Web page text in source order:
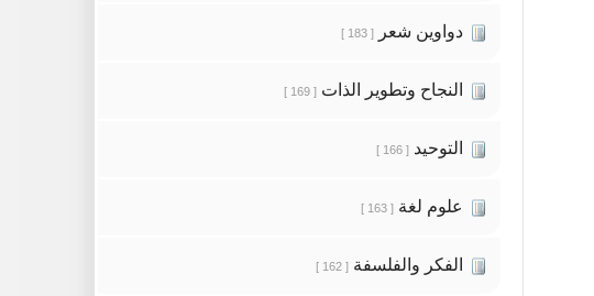
دواوين شعر [ 183 ]
النجاح وتطوير الذات [ 169 ]
التوحيد [ 166 ]
علوم لغة [ 163 ]
الفكر والفلسفة [ 162 ]